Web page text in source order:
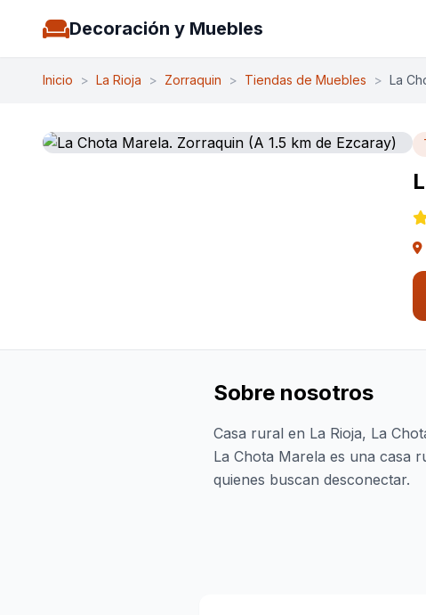
Decoración y Muebles
Inicio > La Rioja > Zorraquin > Tiendas de Muebles > La
Sobre nosotros
Casa rural en La Rioja, La
La Chota Marela es una casa
quienes buscan desconectar.